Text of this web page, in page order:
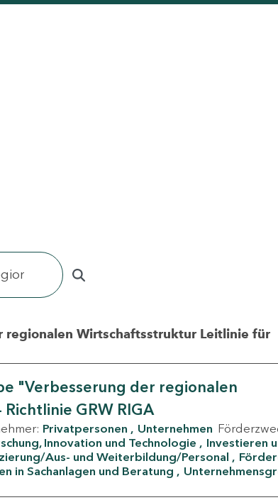
regionalen Wirtschaftsstruktur Leitlinie für
"Verbesserung der regionalen
GRW RIGA
Privatpersonen Unternehmen
Innovation und Technologie
Investieren
Aus- und Weiterbildung/Personal
in Sachanlagen und Beratung